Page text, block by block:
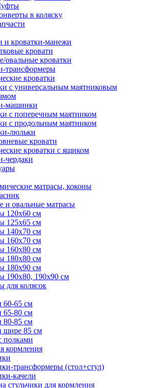
в коляску
и кроватки-манежи
кровати
овальные кроватки
трансформеры
кроватки
с универсальным маятниковым
машинки
с поперечным маятником
с продольным маятником
люльки
кровати
кроватки с ящиком
чердаки
матрасы, коконы
и овальные матрасы
120х60 см
125х65 см
140х70 см
160х70 см
160х80 см
180х80 см
180х90 см
190х80, 190х90 см
для колясок
60-65 см
65-80 см
80-85 см
шире 85 см
полками
кормления
трансформеры (стол+стул)
качели
стульчики для кормления